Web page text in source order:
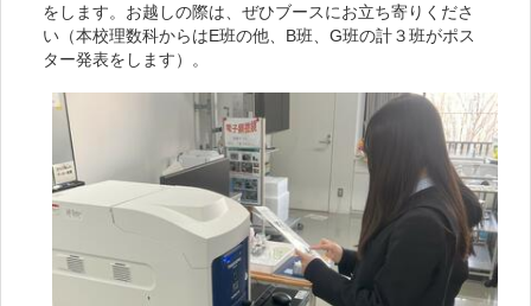
をします。お越しの際は、ぜひブースにお立ち寄りくださ
い（本校理数科からはE班の他、B班、G班の計３班がポス
ター発表をします）。